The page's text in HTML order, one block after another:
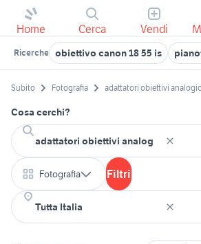
Home Cerca Vendi
Ricerche obiettivo canon 18 55 is
Subito Fotografia adattatori obiettivi
Cosa cerchi?
Fotografia Filtri